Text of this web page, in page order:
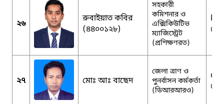
২৬
রুবাইয়াত কবির
(৪৪০০১২৮)
সহকারী
কমিশনার ও
এক্সিকিউটিভ
ম্যাজিস্ট্রেট
(প্রশিক্ষণরত)
২৭ মোঃ আঃ বাছেদ
জেলা ত্রাণ ও
পুনর্বাসন কর্মকর্তা
(ডিআরআরও)